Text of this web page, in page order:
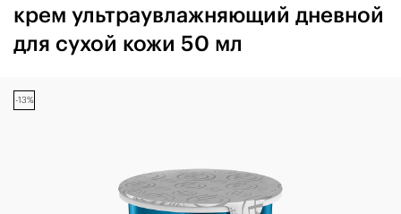
крем ультраувлажняющий дневной
для сухой кожи 50 мл
-13%